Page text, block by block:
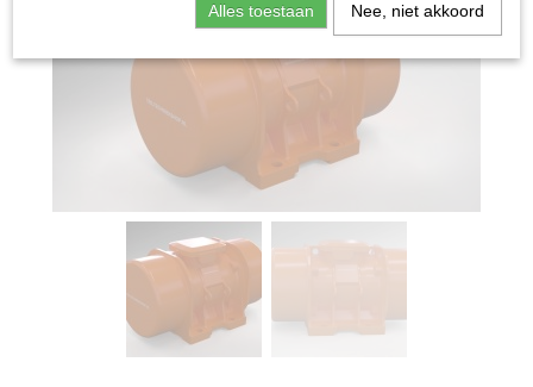
Alles toestaan Nee, niet akkoord